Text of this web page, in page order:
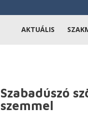
AKTUÁLIS
Szabadúszó
szemmel